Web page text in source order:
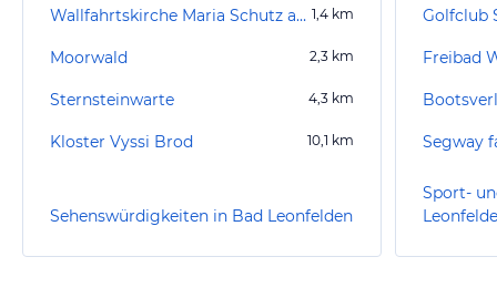
Wallfahrtskirche Maria Schutz am Bründl 1,4 km
Moorwald 2,3 km
Sternsteinwarte 4,3 km
Kloster Vyssi Brod 10,1 km
Sehenswürdigkeiten in Bad Leonfelden
Golfclub
Freibad
Sport-